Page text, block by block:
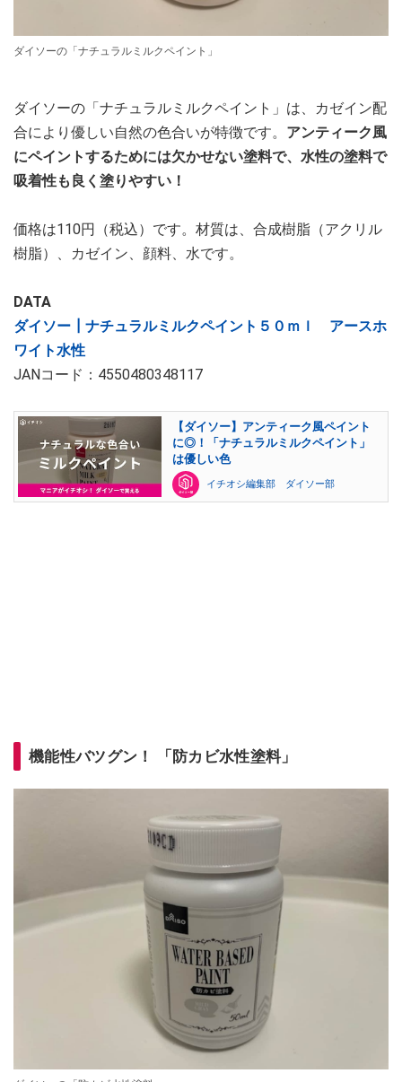
ダイソーの「ナチュラルミルクペイント」
ダイソーの「ナチュラルミルクペイント」は、カゼイン配
合により優しい自然の色合いが特徴です。 アンティーク風
にペイントするためには欠かせない塗料で、水性の塗料で
吸着性も良く塗りやすい！
価格は110円（税込）です。材質は、合成樹脂（アクリル
樹脂）、カゼイン、顔料、水です。
DATA
ダイソー┃ナチュラルミルクペイント５０ｍｌ アースホ
ワイト水性
JANコード：4550480348117
【ダイソー】アンティーク風ペイント
に◎！「ナチュラルミルクペイント」
は優しい色
イチオシ編集部 ダイソー部
機能性バツグン！ 「防カビ水性塗料」